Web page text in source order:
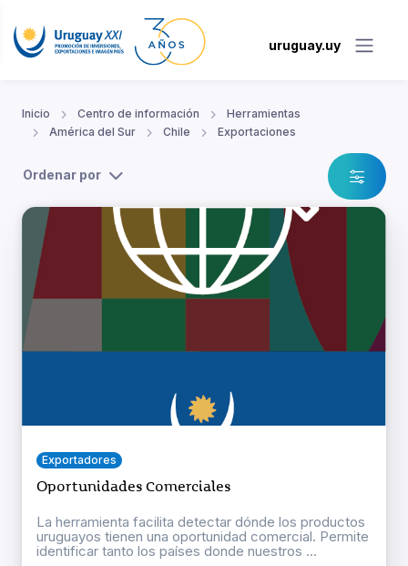
uruguay.uy
Inicio Centro de información
Herramientas
América del Sur
Chile Exportaciones
Ordenar por
Exportadores
Oportunidades Comerciales
La herramienta facilita detectar dónde los productos
uruguayos tienen una oportunidad comercial. Permite
identificar tanto los países donde nuestros ...